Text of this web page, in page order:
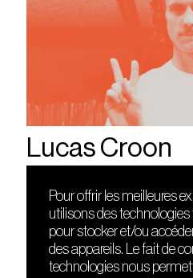
Lucas Croon
DÉCOUVRIR
Le lieu
Contact
Presse
Pour offrir les meilleures
utilisons des
pour stocker et/ou
des appareils. Le fait de
technologies nous